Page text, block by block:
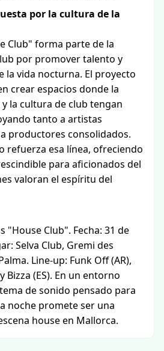
por la cultura de la
Club" forma parte de la
por promover talento y
la vida nocturna. El proyecto
crear espacios donde la
la cultura de club tengan
tanto a artistas
productores consolidados.
refuerza esa línea, ofreciendo
para aficionados del
valoran el espíritu del
"House Club". Fecha: 31 de
Selva Club, Gremi des
Line-up: Funk Off (AR),
Bizza (ES). En un entorno
de sonido pensado para
noche promete ser una
house en Mallorca.